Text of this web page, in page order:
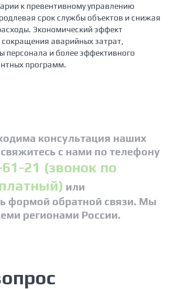
к превентивному управлению
срок службы объектов и снижая
Экономический эффект
сокращения аварийных затрат,
персонала и более эффективного
программ.
консультация наших
с нами по телефону
21 (звонок по
или
формой обратной связи. Мы
регионами России.